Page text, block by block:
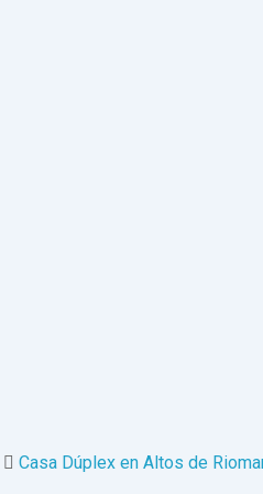
Casa Dúplex en Altos de